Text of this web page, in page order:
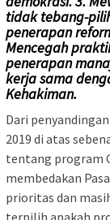
tidak tebang-
penerapan
Mencegah
penerapan
kerja sama
Kehakiman.
Dari
2019 di atas
tentang program
membedakan
prioritas dan
terpilih apakah